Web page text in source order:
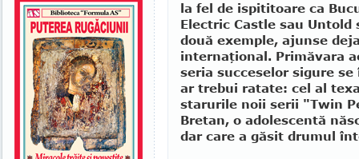
la fel de ispititoare ca
Electric Castle sau Untold
două exemple, ajunse
internaţional. Primăvara
seria succeselor sigure
ar trebui ratate: cel al
starurile noii serii "Twin
Bretan, o ado­les­centă
dar care a găsit drumul